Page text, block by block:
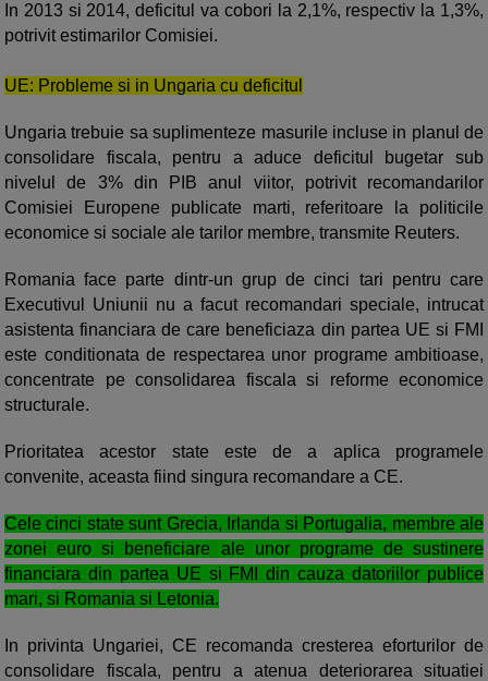
In 2013 si 2014, deficitul va cobori la 2,1%, respectiv la 1,3%,
potrivit estimarilor Comisiei.
UE: Probleme si in Ungaria cu deficitul
Ungaria trebuie sa suplimenteze masurile incluse in planul de
consolidare fiscala, pentru a aduce deficitul bugetar sub
nivelul de 3% din PIB anul viitor, potrivit recomandarilor
Comisiei Europene publicate marti, referitoare la politicile
economice si sociale ale tarilor membre, transmite Reuters.
Romania face parte dintr-un grup de cinci tari pentru care
Executivul Uniunii nu a facut recomandari speciale, intrucat
asistenta financiara de care beneficiaza din partea UE si FMI
este conditionata de respectarea unor programe ambitioase,
concentrate pe consolidarea fiscala si reforme economice
structurale.
Prioritatea acestor state este de a aplica programele
convenite, aceasta fiind singura recomandare a CE.
Cele cinci state sunt Grecia, Irlanda si Portugalia, membre ale
zonei euro si beneficiare ale unor programe de sustinere
financiara din partea UE si FMI din cauza datoriilor publice
mari, si Romania si Letonia.
In privinta Ungariei, CE recomanda cresterea eforturilor de
consolidare fiscala, pentru a atenua deteriorarea situatiei